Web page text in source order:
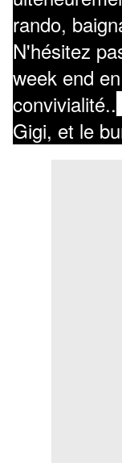
rando,
N'hésitez
week end
convivialité..
Gigi, et le